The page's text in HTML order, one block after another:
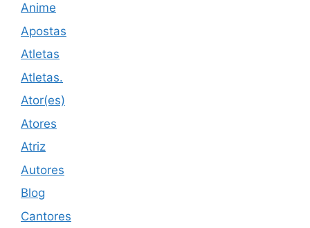
Anime
Apostas
Atletas
Atletas.
Ator(es)
Atores
Atriz
Autores
Blog
Cantores